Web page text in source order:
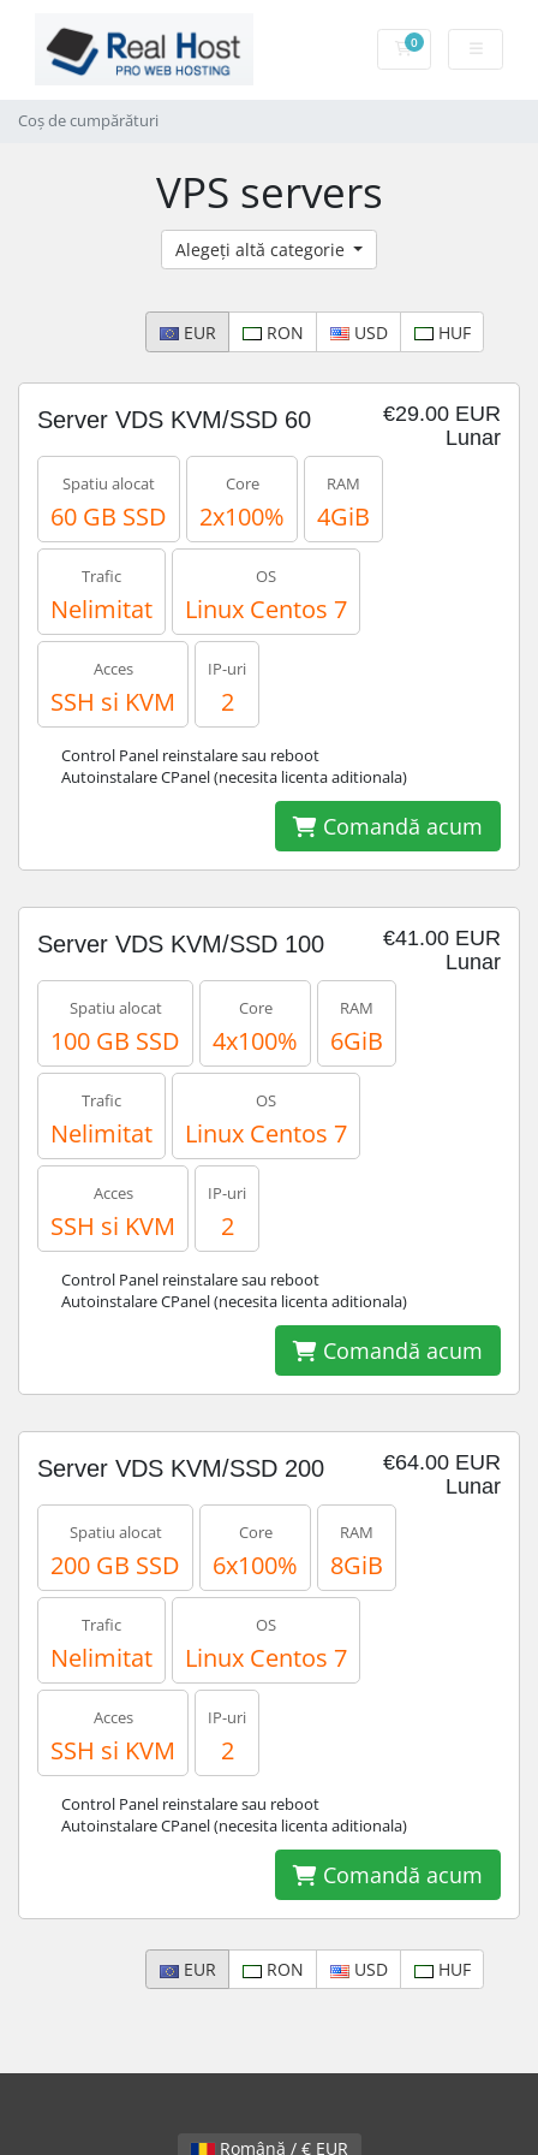
0Coș de
Coș de cumpărături
VPS servers
Alegeți altă categorie
EUR RON USD HUF
€29.00 EUR
Lunar
Server VDS KVM/SSD 60
Spatiu alocat
60 GB SSD
Core
2x100%
RAM
4GiB
Trafic
Nelimitat
OS
Linux Centos 7
Acces
SSH si KVM
IP-uri
2
Control Panel reinstalare sau reboot
Autoinstalare CPanel (necesita licenta aditionala)
Comandă acum
€41.00 EUR
Lunar
Server VDS KVM/SSD 100
Spatiu alocat
100 GB SSD
Core
4x100%
RAM
6GiB
Trafic
Nelimitat
OS
Linux Centos 7
Acces
SSH si KVM
IP-uri
2
Control Panel reinstalare sau reboot
Autoinstalare CPanel (necesita licenta aditionala)
Comandă acum
€64.00 EUR
Lunar
Server VDS KVM/SSD 200
Spatiu alocat
200 GB SSD
Core
6x100%
RAM
8GiB
Trafic
Nelimitat
OS
Linux Centos 7
Acces
SSH si KVM
IP-uri
2
Control Panel reinstalare sau reboot
Autoinstalare CPanel (necesita licenta aditionala)
Comandă acum
EUR RON USD HUF
Română / € EUR